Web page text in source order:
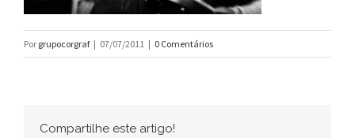
Por grupocorgraf | 07/07/2011 | 0 Comentários
Compartilhe este artigo!